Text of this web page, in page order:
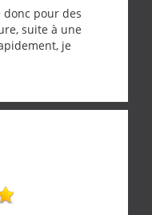
donc pour des
suite à une
je